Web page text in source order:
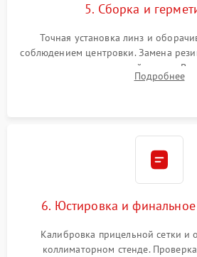
5. Сборка и
Точная установка линз и
соблюдением центровки. Замена
нанесение влагозащитной смазки.
и заполнение его осушенным
Подробнее
6. Юстировка и финальное
Калибровка прицельной сетки и
коллиматорном стенде.